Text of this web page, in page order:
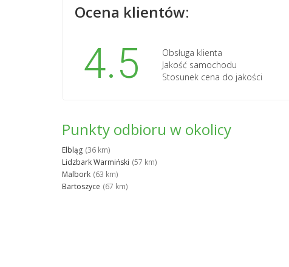
Ocena klientów:
4.5
Obsługa klienta
Jakość samochodu
Stosunek cena do jakości
Punkty odbioru w okolicy
Elbląg (36 km)
Lidzbark Warmiński (57 km)
Malbork (63 km)
Bartoszyce (67 km)